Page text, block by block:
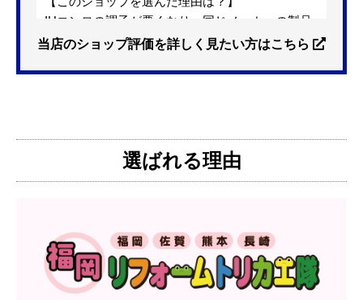
IHコンロの調子が悪くなり、同じメーカーの製品
を探していました。ただ、3口から2口のものへ変
は需要が少なく製品によっては割高になるとのこ
ろ、希望した製品が量販店よりかなり安い価格で
あったので購入いたしました。
【その他感想・コメント】
製品価格もですが、設置や保証なども充実してい
るので、今後も頼りになるショップの一つです。
当店のショップ評価を詳しく見たい方はこちら
選ばれる理由